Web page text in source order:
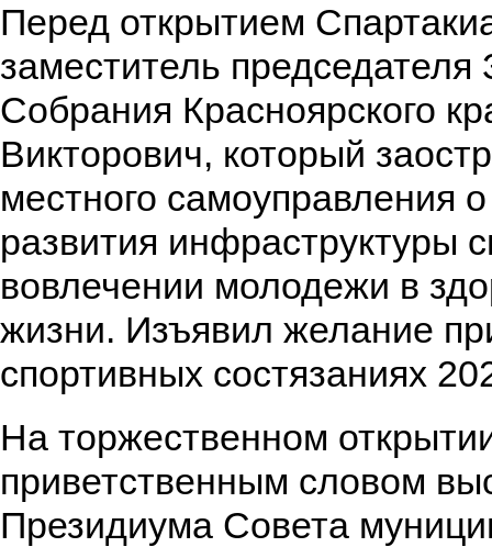
Перед открытием
заместитель председателя
Собрания Красноярского
Викторович, который
местного самоуправления
развития инфраструктуры
вовлечении молодежи в
жизни. Изъявил желание
спортивных состязаниях
На торжественном
приветственным словом
Президиума Совета